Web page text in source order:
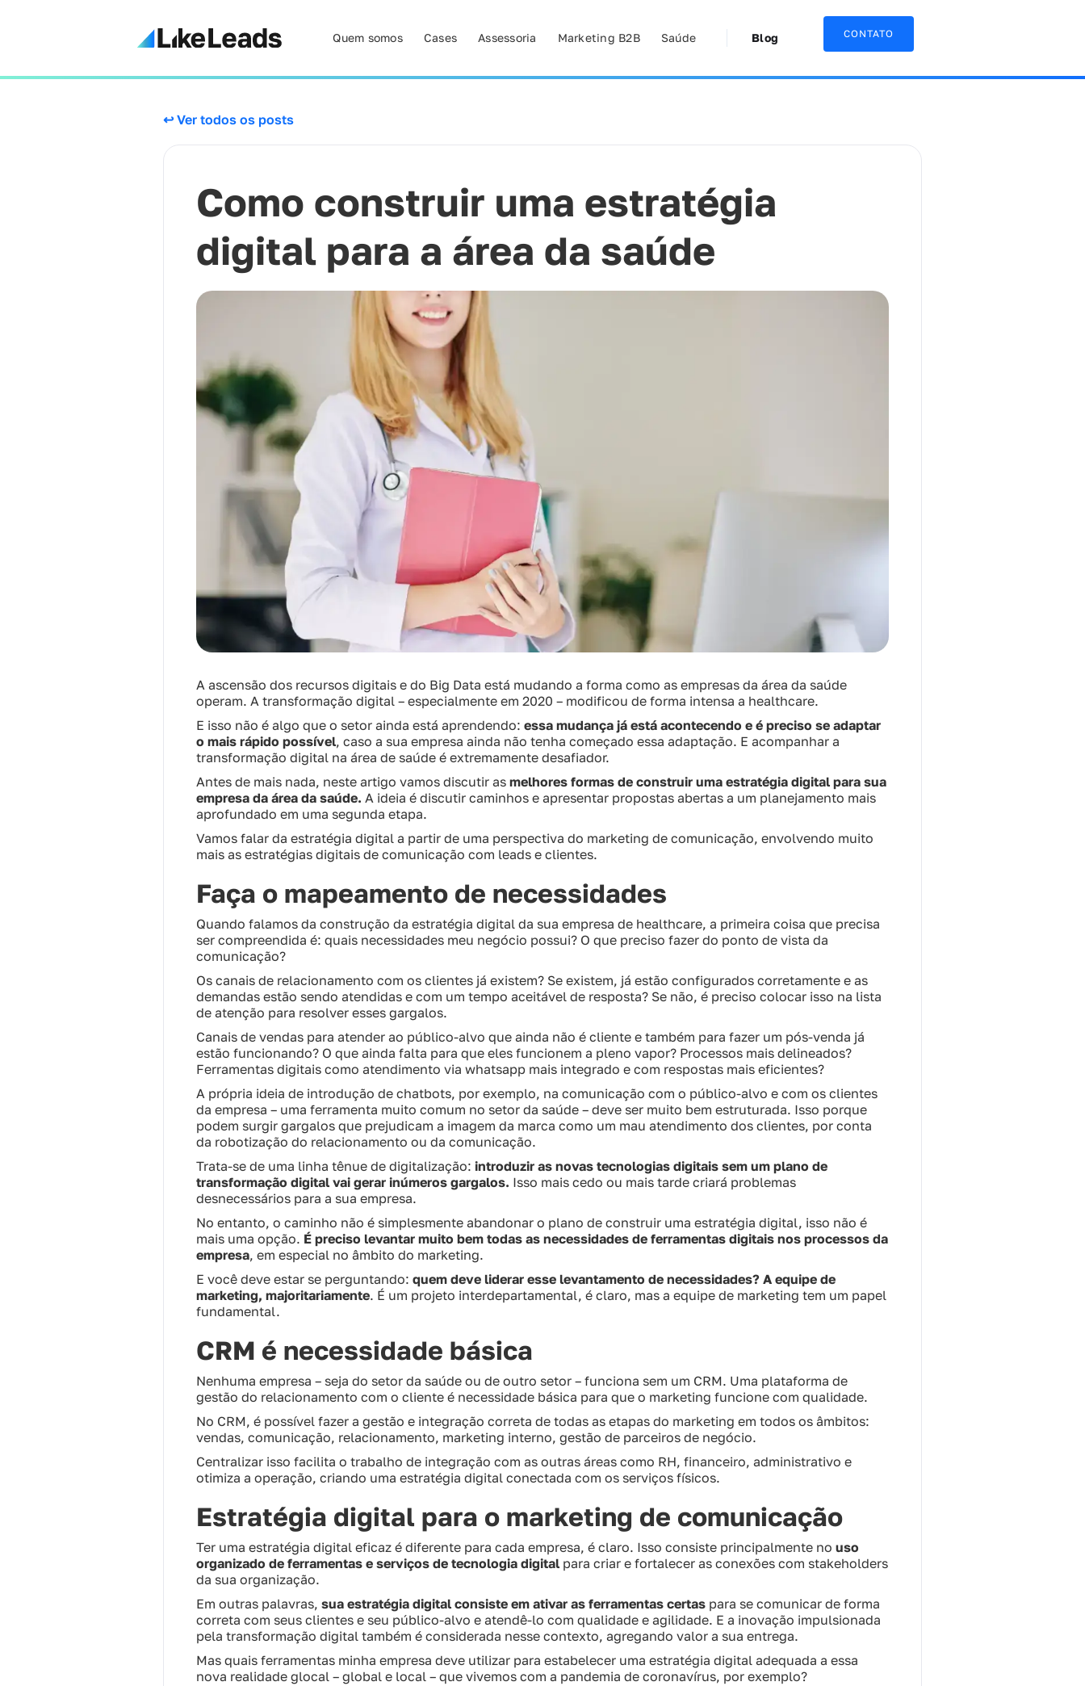
Quem somos Cases Assessoria Marketing B2B Saúde Blog CONTATO
↩ Ver todos os posts
Como construir uma estratégia
digital para a área da saúde
A ascensão dos recursos digitais e do Big Data está mudando a forma como as empresas da área da saúde
operam. A transformação digital – especialmente em 2020 – modificou de forma intensa a healthcare.
E isso não é algo que o setor ainda está aprendendo: essa mudança já está acontecendo e é preciso se adaptar
o mais rápido possível, caso a sua empresa ainda não tenha começado essa adaptação. E acompanhar a
transformação digital na área de saúde é extremamente desafiador.
Antes de mais nada, neste artigo vamos discutir as melhores formas de construir uma estratégia digital para sua
empresa da área da saúde. A ideia é discutir caminhos e apresentar propostas abertas a um planejamento mais
aprofundado em uma segunda etapa.
Vamos falar da estratégia digital a partir de uma perspectiva do marketing de comunicação, envolvendo muito
mais as estratégias digitais de comunicação com leads e clientes.
Faça o mapeamento de necessidades
Quando falamos da construção da estratégia digital da sua empresa de healthcare, a primeira coisa que precisa
ser compreendida é: quais necessidades meu negócio possui? O que preciso fazer do ponto de vista da
comunicação?
Os canais de relacionamento com os clientes já existem? Se existem, já estão configurados corretamente e as
demandas estão sendo atendidas e com um tempo aceitável de resposta? Se não, é preciso colocar isso na lista
de atenção para resolver esses gargalos.
Canais de vendas para atender ao público-alvo que ainda não é cliente e também para fazer um pós-venda já
estão funcionando? O que ainda falta para que eles funcionem a pleno vapor? Processos mais delineados?
Ferramentas digitais como atendimento via whatsapp mais integrado e com respostas mais eficientes?
A própria ideia de introdução de chatbots, por exemplo, na comunicação com o público-alvo e com os clientes
da empresa – uma ferramenta muito comum no setor da saúde – deve ser muito bem estruturada. Isso porque
podem surgir gargalos que prejudicam a imagem da marca como um mau atendimento dos clientes, por conta
da robotização do relacionamento ou da comunicação.
Trata-se de uma linha tênue de digitalização: introduzir as novas tecnologias digitais sem um plano de
transformação digital vai gerar inúmeros gargalos. Isso mais cedo ou mais tarde criará problemas
desnecessários para a sua empresa.
No entanto, o caminho não é simplesmente abandonar o plano de construir uma estratégia digital, isso não é
mais uma opção. É preciso levantar muito bem todas as necessidades de ferramentas digitais nos processos da
empresa, em especial no âmbito do marketing.
E você deve estar se perguntando: quem deve liderar esse levantamento de necessidades? A equipe de
marketing, majoritariamente. É um projeto interdepartamental, é claro, mas a equipe de marketing tem um papel
fundamental.
CRM é necessidade básica
Nenhuma empresa – seja do setor da saúde ou de outro setor – funciona sem um CRM. Uma plataforma de
gestão do relacionamento com o cliente é necessidade básica para que o marketing funcione com qualidade.
No CRM, é possível fazer a gestão e integração correta de todas as etapas do marketing em todos os âmbitos:
vendas, comunicação, relacionamento, marketing interno, gestão de parceiros de negócio.
Centralizar isso facilita o trabalho de integração com as outras áreas como RH, financeiro, administrativo e
otimiza a operação, criando uma estratégia digital conectada com os serviços físicos.
Estratégia digital para o marketing de comunicação
Ter uma estratégia digital eficaz é diferente para cada empresa, é claro. Isso consiste principalmente no uso
organizado de ferramentas e serviços de tecnologia digital para criar e fortalecer as conexões com stakeholders
da sua organização.
Em outras palavras, sua estratégia digital consiste em ativar as ferramentas certas para se comunicar de forma
correta com seus clientes e seu público-alvo e atendê-lo com qualidade e agilidade. E a inovação impulsionada
pela transformação digital também é considerada nesse contexto, agregando valor a sua entrega.
Mas quais ferramentas minha empresa deve utilizar para estabelecer uma estratégia digital adequada a essa
nova realidade glocal – global e local – que vivemos com a pandemia de coronavírus, por exemplo?